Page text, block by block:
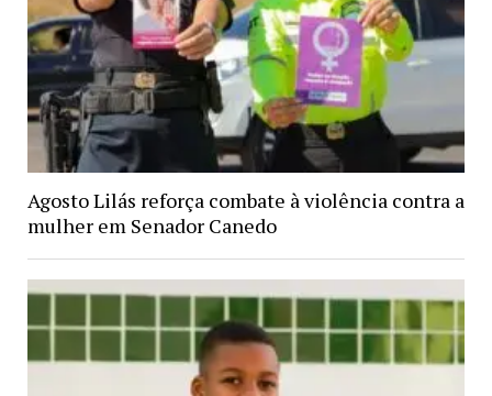
Agosto Lilás reforça combate à violência contra a
mulher em Senador Canedo